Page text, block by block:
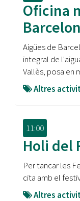
Oficina
Aigües de
integral de
Vallès, posa en
Altres
11:00
Holi del
Per tancar les
cita amb el
Altres